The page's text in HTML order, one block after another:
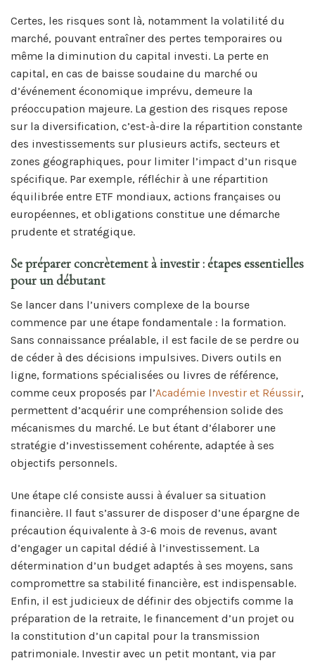
Certes, les risques sont là, notamment la volatilité du
marché, pouvant entraîner des pertes temporaires ou
même la diminution du capital investi. La perte en
capital, en cas de baisse soudaine du marché ou
d’événement économique imprévu, demeure la
préoccupation majeure. La gestion des risques repose
sur la diversification, c’est-à-dire la répartition constante
des investissements sur plusieurs actifs, secteurs et
zones géographiques, pour limiter l’impact d’un risque
spécifique. Par exemple, réfléchir à une répartition
équilibrée entre ETF mondiaux, actions françaises ou
européennes, et obligations constitue une démarche
prudente et stratégique.
Se préparer concrètement à investir : étapes essentielles
pour un débutant
Se lancer dans l’univers complexe de la bourse
commence par une étape fondamentale : la formation.
Sans connaissance préalable, il est facile de se perdre ou
de céder à des décisions impulsives. Divers outils en
ligne, formations spécialisées ou livres de référence,
comme ceux proposés par l’Académie Investir et Réussir,
permettent d’acquérir une compréhension solide des
mécanismes du marché. Le but étant d’élaborer une
stratégie d’investissement cohérente, adaptée à ses
objectifs personnels.
Une étape clé consiste aussi à évaluer sa situation
financière. Il faut s’assurer de disposer d’une épargne de
précaution équivalente à 3-6 mois de revenus, avant
d’engager un capital dédié à l’investissement. La
détermination d’un budget adaptés à ses moyens, sans
compromettre sa stabilité financière, est indispensable.
Enfin, il est judicieux de définir des objectifs comme la
préparation de la retraite, le financement d’un projet ou
la constitution d’un capital pour la transmission
patrimoniale. Investir avec un petit montant, via par